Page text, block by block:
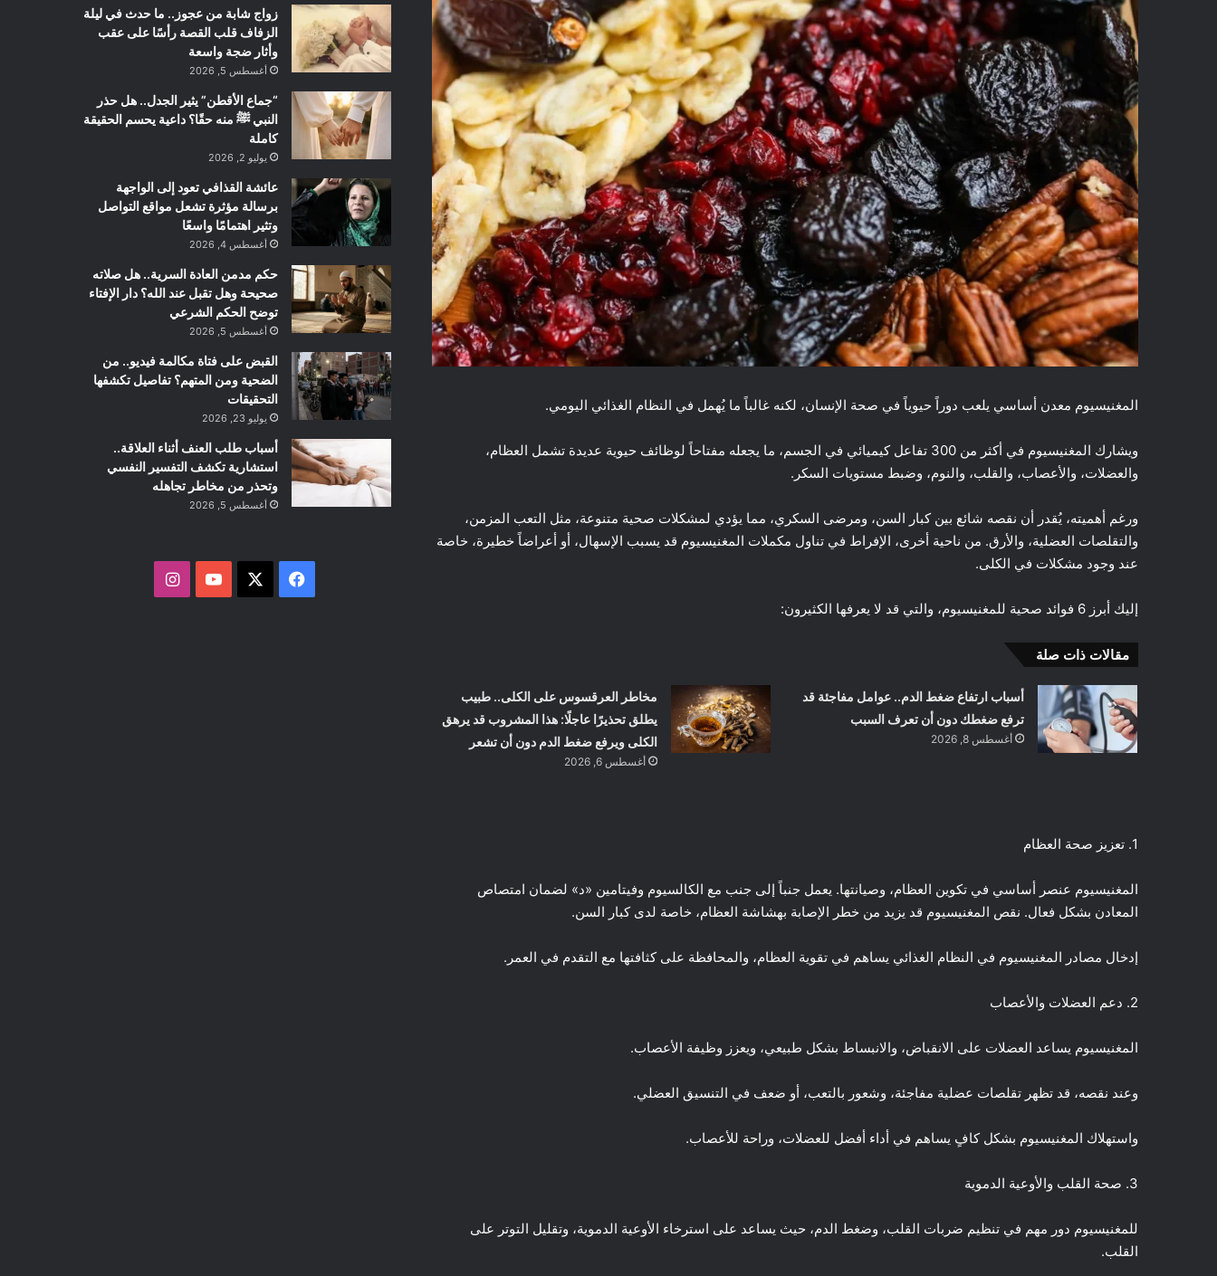
المغنيسيوم معدن أساسي يلعب دوراً حيوياً في صحة الإنسان، لكنه غالباً ما يُهمل في النظام الغذائي اليومي.
ويشارك المغنيسيوم في أكثر من 300 تفاعل كيميائي في الجسم، ما يجعله مفتاحاً لوظائف حيوية عديدة تشمل العظام،
والعضلات، والأعصاب، والقلب، والنوم، وضبط مستويات السكر.
ورغم أهميته، يُقدر أن نقصه شائع بين كبار السن، ومرضى السكري، مما يؤدي لمشكلات صحية متنوعة، مثل التعب المزمن،
والتقلصات العضلية، والأرق. من ناحية أخرى، الإفراط في تناول مكملات المغنيسيوم قد يسبب الإسهال، أو أعراضاً خطيرة، خاصة
عند وجود مشكلات في الكلى.
إليك أبرز 6 فوائد صحية للمغنيسيوم، والتي قد لا يعرفها الكثيرون:
مقالات ذات صلة
أسباب ارتفاع ضغط الدم.. عوامل مفاجئة قد
ترفع ضغطك دون أن تعرف السبب
أغسطس 8, 2026
مخاطر العرقسوس على الكلى.. طبيب
يطلق تحذيرًا عاجلًا: هذا المشروب قد يرهق
الكلى ويرفع ضغط الدم دون أن تشعر
أغسطس 6, 2026
1. تعزيز صحة العظام
المغنيسيوم عنصر أساسي في تكوين العظام، وصيانتها. يعمل جنباً إلى جنب مع الكالسيوم وفيتامين «د» لضمان امتصاص
المعادن بشكل فعال. نقص المغنيسيوم قد يزيد من خطر الإصابة بهشاشة العظام، خاصة لدى كبار السن.
إدخال مصادر المغنيسيوم في النظام الغذائي يساهم في تقوية العظام، والمحافظة على كثافتها مع التقدم في العمر.
2. دعم العضلات والأعصاب
المغنيسيوم يساعد العضلات على الانقباض، والانبساط بشكل طبيعي، ويعزز وظيفة الأعصاب.
وعند نقصه، قد تظهر تقلصات عضلية مفاجئة، وشعور بالتعب، أو ضعف في التنسيق العضلي.
واستهلاك المغنيسيوم بشكل كافٍ يساهم في أداء أفضل للعضلات، وراحة للأعصاب.
3. صحة القلب والأوعية الدموية
للمغنيسيوم دور مهم في تنظيم ضربات القلب، وضغط الدم، حيث يساعد على استرخاء الأوعية الدموية، وتقليل التوتر على
القلب.
زواج شابة من عجوز.. ما حدث في ليلة
الزفاف قلب القصة رأسًا على عقب
وأثار ضجة واسعة
أغسطس 5, 2026
“جماع الأقطن” يثير الجدل.. هل حذر
النبي ﷺ منه حقًا؟ داعية يحسم الحقيقة
كاملة
يوليو 2, 2026
عائشة القذافي تعود إلى الواجهة
برسالة مؤثرة تشعل مواقع التواصل
وتثير اهتمامًا واسعًا
أغسطس 4, 2026
حكم مدمن العادة السرية.. هل صلاته
صحيحة وهل تقبل عند الله؟ دار الإفتاء
توضح الحكم الشرعي
أغسطس 5, 2026
القبض على فتاة مكالمة فيديو.. من
الضحية ومن المتهم؟ تفاصيل تكشفها
التحقيقات
يوليو 23, 2026
أسباب طلب العنف أثناء العلاقة..
استشارية تكشف التفسير النفسي
وتحذر من مخاطر تجاهله
أغسطس 5, 2026
ف